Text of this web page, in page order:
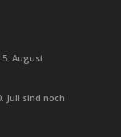
August
Juli sind noch